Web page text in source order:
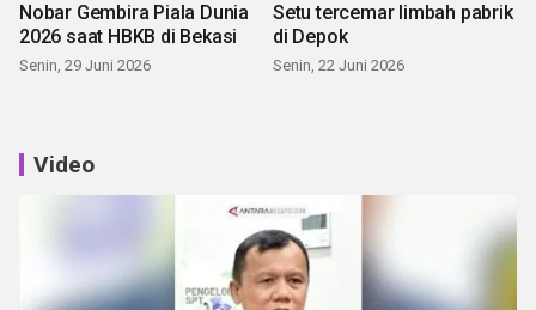
Nobar Gembira Piala Dunia
2026 saat HBKB di Bekasi
Senin, 29 Juni 2026
Setu tercemar limbah pabrik
di Depok
Senin, 22 Juni 2026
Video